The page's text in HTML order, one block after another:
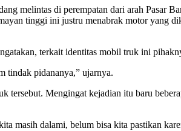
melintas di perempatan dari arah Pasar
tinggi ini justru menabrak motor yang
terkait identitas mobil truk ini
tindak pidananya,” ujarnya.
Mengingat kejadian itu baru
masih dalami, belum bisa kita pastikan